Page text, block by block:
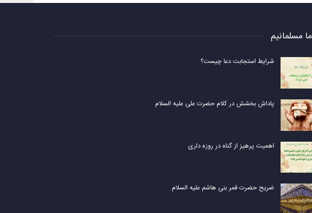
ما مسلمانیم
شرایط استجابت دعا چیست؟
پاداش بخشش در کلام حضرت علی علیه السلام
اهمیت پرهیز از گناه در روزه داری
ضریح حضرت قمر بنی هاشم علیه السلام